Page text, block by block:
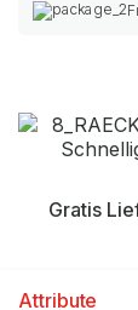
Gratis
Attribute